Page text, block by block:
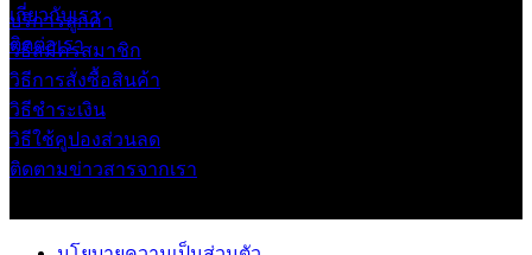
เกี่ยวกับเรา
ติดต่อเรา
บริการลูกค้า
วิธีสมัครสมาชิก
วิธีการสั่งซื้อสินค้า
วิธีชำระเงิน
วิธีใช้คูปองส่วนลด
ติดตามข่าวสารจากเรา